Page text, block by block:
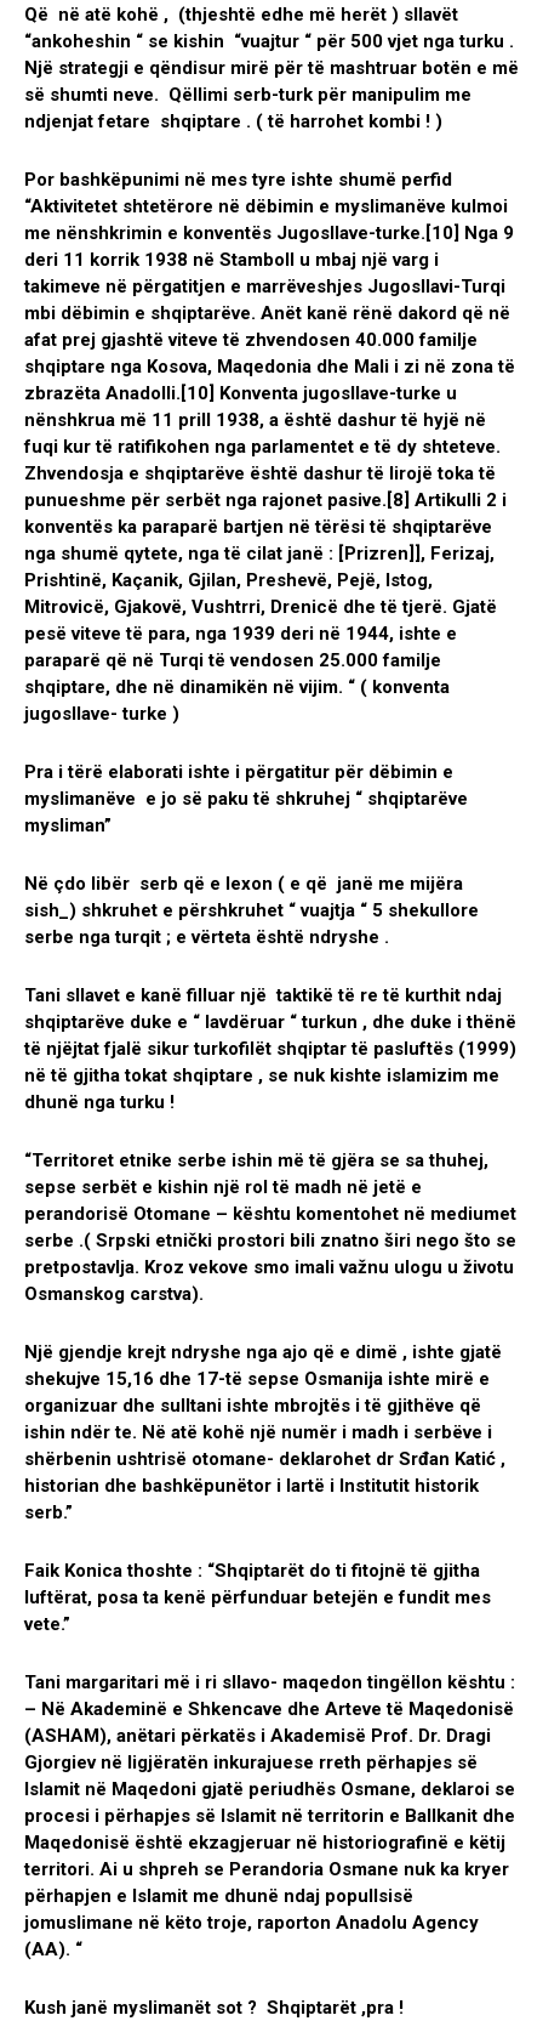
Që në atë kohë , (thjeshtë edhe më herët ) sllavët
“ankoheshin “ se kishin “vuajtur “ për 500 vjet nga turku .
Një strategji e qëndisur mirë për të mashtruar botën e më
së shumti neve. Qëllimi serb-turk për manipulim me
ndjenjat fetare shqiptare . ( të harrohet kombi ! )
Por bashkëpunimi në mes tyre ishte shumë perfid
“Aktivitetet shtetërore në dëbimin e myslimanëve kulmoi
me nënshkrimin e konventës Jugosllave-turke.[10] Nga 9
deri 11 korrik 1938 në Stamboll u mbaj një varg i
takimeve në përgatitjen e marrëveshjes Jugosllavi-Turqi
mbi dëbimin e shqiptarëve. Anët kanë rënë dakord që në
afat prej gjashtë viteve të zhvendosen 40.000 familje
shqiptare nga Kosova, Maqedonia dhe Mali i zi në zona të
zbrazëta Anadolli.[10] Konventa jugosllave-turke u
nënshkrua më 11 prill 1938, a është dashur të hyjë në
fuqi kur të ratifikohen nga parlamentet e të dy shteteve.
Zhvendosja e shqiptarëve është dashur të lirojë toka të
punueshme për serbët nga rajonet pasive.[8] Artikulli 2 i
konventës ka paraparë bartjen në tërësi të shqiptarëve
nga shumë qytete, nga të cilat janë : [Prizren]], Ferizaj,
Prishtinë, Kaçanik, Gjilan, Preshevë, Pejë, Istog,
Mitrovicë, Gjakovë, Vushtrri, Drenicë dhe të tjerë. Gjatë
pesë viteve të para, nga 1939 deri në 1944, ishte e
paraparë që në Turqi të vendosen 25.000 familje
shqiptare, dhe në dinamikën në vijim. “ ( konventa
jugosllave- turke )
Pra i tërë elaborati ishte i përgatitur për dëbimin e
myslimanëve e jo së paku të shkruhej “ shqiptarëve
mysliman”
Në çdo libër serb që e lexon ( e që janë me mijëra
sish_) shkruhet e përshkruhet “ vuajtja “ 5 shekullore
serbe nga turqit ; e vërteta është ndryshe .
Tani sllavet e kanë filluar një taktikë të re të kurthit ndaj
shqiptarëve duke e “ lavdëruar “ turkun , dhe duke i thënë
të njëjtat fjalë sikur turkofilët shqiptar të pasluftës (1999)
në të gjitha tokat shqiptare , se nuk kishte islamizim me
dhunë nga turku !
“Territoret etnike serbe ishin më të gjëra se sa thuhej,
sepse serbët e kishin një rol të madh në jetë e
perandorisë Otomane – kështu komentohet në mediumet
serbe .( Srpski etnički prostori bili znatno širi nego što se
pretpostavlja. Kroz vekove smo imali važnu ulogu u životu
Osmanskog carstva).
Një gjendje krejt ndryshe nga ajo që e dimë , ishte gjatë
shekujve 15,16 dhe 17-të sepse Osmanija ishte mirë e
organizuar dhe sulltani ishte mbrojtës i të gjithëve që
ishin ndër te. Në atë kohë një numër i madh i serbëve i
shërbenin ushtrisë otomane- deklarohet dr Srđan Katić ,
historian dhe bashkëpunëtor i lartë i Institutit historik
serb.”
Faik Konica thoshte : “Shqiptarët do ti fitojnë të gjitha
luftërat, posa ta kenë përfunduar betejën e fundit mes
vete.”
Tani margaritari më i ri sllavo- maqedon tingëllon kështu :
– Në Akademinë e Shkencave dhe Arteve të Maqedonisë
(ASHAM), anëtari përkatës i Akademisë Prof. Dr. Dragi
Gjorgiev në ligjëratën inkurajuese rreth përhapjes së
Islamit në Maqedoni gjatë periudhës Osmane, deklaroi se
procesi i përhapjes së Islamit në territorin e Ballkanit dhe
Maqedonisë është ekzagjeruar në historiografinë e këtij
territori. Ai u shpreh se Perandoria Osmane nuk ka kryer
përhapjen e Islamit me dhunë ndaj popullsisë
jomuslimane në këto troje, raporton Anadolu Agency
(AA). “
Kush janë myslimanët sot ? Shqiptarët ,pra !